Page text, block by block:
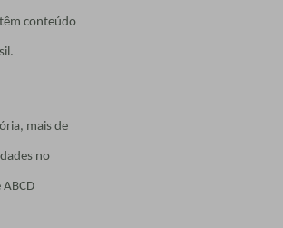
conteúdo
mais de
no